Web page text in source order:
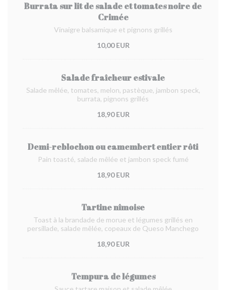
Burrata sur lit de salade et tomates noire de
Crimée
Vinaigre balsamique et pignons grillés
10,00 EUR
Salade fraîcheur estivale
Salade mêlée, tomates, melon, pastèque, jambon speck,
burrata, pignons grillés
18,90 EUR
Demi-reblochon ou camembert entier rôti
Pain toasté, salade mêlée et jambon speck fumé
18,90 EUR
Tartine nîmoise
Toast à la brandade de morue et légumes grillés en
persillade, salade mêlée, copeaux de Queso Manchego
18,90 EUR
Tempura de légumes